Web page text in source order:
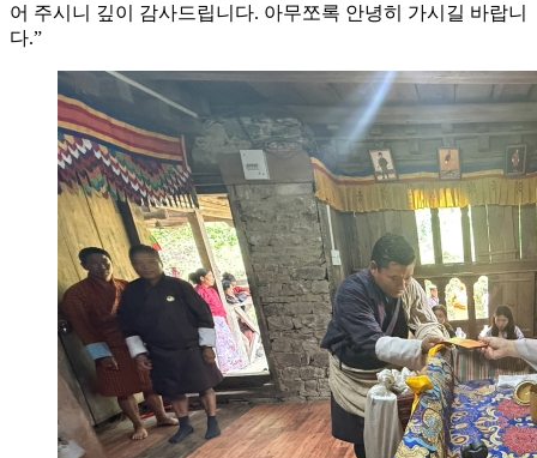
어 주시니 깊이 감사드립니다. 아무쪼록 안녕히 가시길 바랍니
다.”